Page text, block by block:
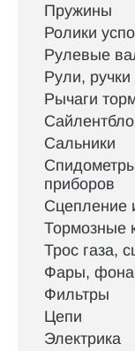
Пружины
Ролики
Рулевые
Рули, ручки
Рычаги
Сальники
приборов
Сцепление
Тормозные
Трос газа,
Фары,
Фильтры
Цепи
Электрика